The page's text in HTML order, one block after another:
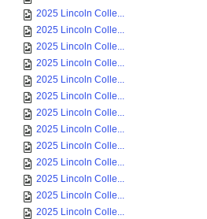
2025 Lincoln Colle...
2025 Lincoln Colle...
2025 Lincoln Colle...
2025 Lincoln Colle...
2025 Lincoln Colle...
2025 Lincoln Colle...
2025 Lincoln Colle...
2025 Lincoln Colle...
2025 Lincoln Colle...
2025 Lincoln Colle...
2025 Lincoln Colle...
2025 Lincoln Colle...
2025 Lincoln Colle...